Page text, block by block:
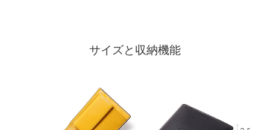
サイズと収納機能